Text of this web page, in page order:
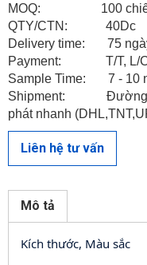
MOQ: 100 chiếc/
QTY/CTN: 40Dc
Delivery time: 75
Payment: T/T, L/
Sample Time: 7 - 10
Shipment: Đường
phát nhanh
Liên hệ tư vấn
LIÊN HỆ VỚI
Mô tả
Kích thước, Màu sắc